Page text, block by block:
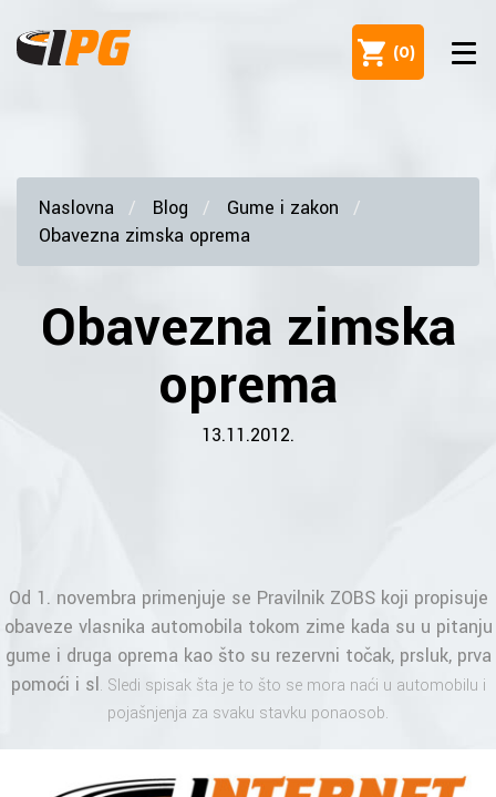
(0)
Naslovna Blog
Gume i zakon
Obavezna zimska oprema
Obavezna zimska
oprema
13.11.2012.
Od 1. novembra primenjuje se Pravilnik ZOBS koji propisuje
obaveze vlasnika automobila tokom zime kada su u pitanju
gume i druga oprema kao što su rezervni točak, prsluk, prva
pomoći i sl. Sledi spisak šta je to što se mora naći u automobilu i
pojašnjenja za svaku stavku ponaosob.